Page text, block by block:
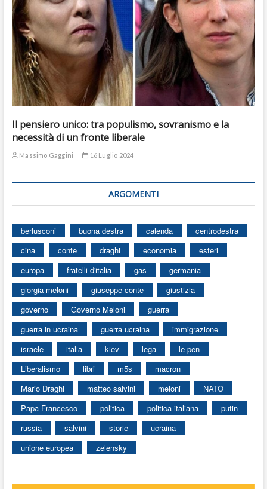
Il pensiero unico: tra populismo, sovranismo e la
necessità di un fronte liberale
Massimo Gaggini 16 Luglio 2024
ARGOMENTI
berlusconi buona destra calenda
centrodestra
cina
conte draghi economia
esteri
europa
fratelli d'italia gas
germania
giorgia meloni
giuseppe conte
giustizia
governo
Governo Meloni
guerra
guerra in ucraina
guerra ucraina
immigrazione
israele
italia kiev lega
le pen
Liberalismo
libri m5s
macron
Mario Draghi
matteo salvini meloni
NATO
Papa Francesco
politica politica italiana
putin
russia
salvini storie
ucraina
unione europea
zelensky